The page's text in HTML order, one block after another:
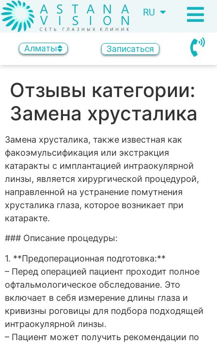
RU
KZ
Алматы Записаться
Отзывы категории:
Замена хрусталика
Замена хрусталика, также известная как
факоэмульсификация или экстракция
катаракты с имплантацией интраокулярной
линзы, является хирургической процедурой,
направленной на устранение помутнения
хрусталика глаза, которое возникает при
катаракте.
### Описание процедуры:
1. **Предоперационная подготовка:**
– Перед операцией пациент проходит полное
офтальмологическое обследование. Это
включает в себя измерение длины глаза и
кривизны роговицы для подбора подходящей
интраокулярной линзы.
– Пациент может получить рекомендации по